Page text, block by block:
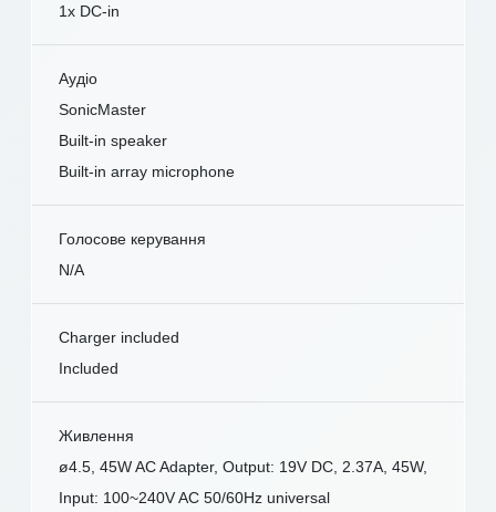
1x DC-in
Аудіо
SonicMaster
Built-in speaker
Built-in array microphone
Голосове керування
N/A
Charger included
Included
Живлення
ø4.5, 45W AC Adapter, Output: 19V DC, 2.37A, 45W,
Input: 100~240V AC 50/60Hz universal